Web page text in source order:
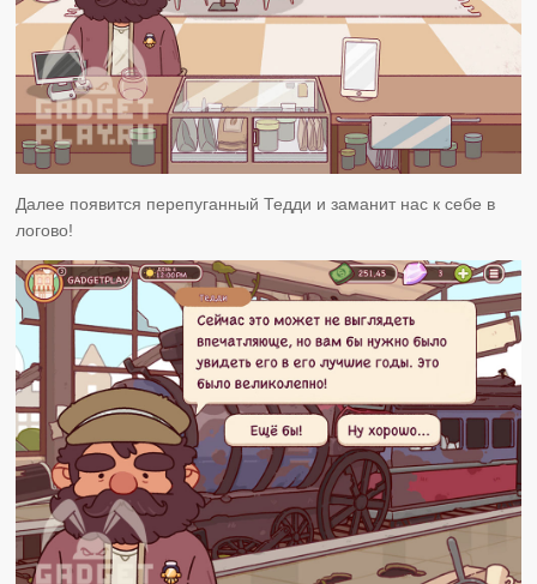
Далее появится перепуганный Тедди и заманит нас к себе в
логово!